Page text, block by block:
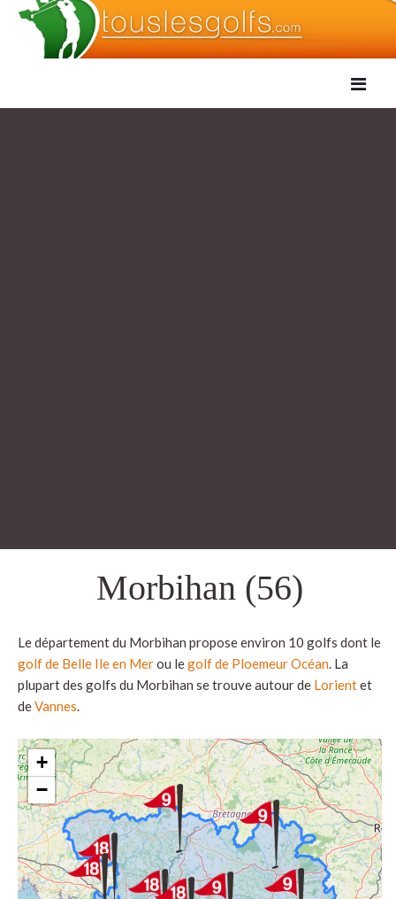
Morbihan (56)
Le département du Morbihan propose environ 10 golfs dont le
golf de Belle Ile en Merou legolf de Ploemeur Océan. La
plupart des golfs du Morbihan se trouve autour de Lorientet
deVannes.
+
−